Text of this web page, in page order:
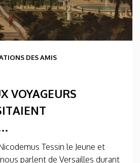
DES AMIS
VOYAGEURS
Tessin le Jeune et
parlent de Versailles durant